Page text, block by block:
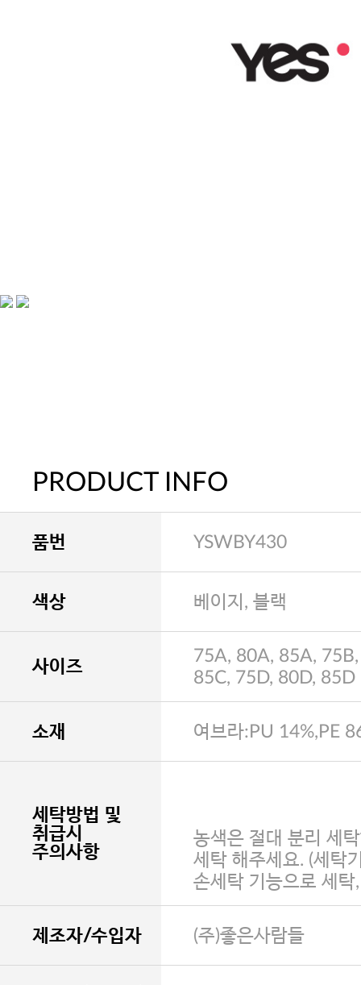
PRODUCT INFO
품번 YSWBY430
색상 베이지, 블랙
사이즈
75A, 80A, 85A,
85C, 75D, 80D, 85D
소재 여브라:PU 14%,PE
세탁방법 및
취급시
주의사항
농색은 절대 분리 세
세탁 해주세요. (세탁
손세탁 기능으로 세탁
제조자/수입자 (주)좋은사람들